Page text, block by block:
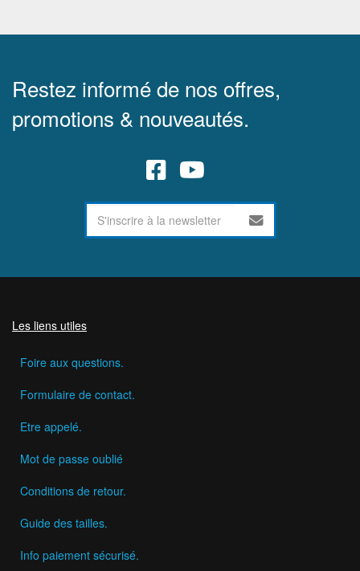
Restez informé de nos offres,
promotions & nouveautés.
Les liens utiles
Foire aux questions.
Formulaire de contact.
Etre appelé.
Mot de passe oublié
Conditions de retour.
Guide des tailles.
Info paiement sécurisé.